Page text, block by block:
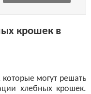
крошек в
могут решать
хлебных крошек.